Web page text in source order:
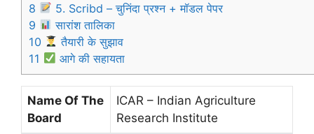
8
5. Scribd – चुनिंदा प्रश्न + मॉडल पेपर
9
सारांश तालिका
10
तैयारी के सुझाव
11
आगे की सहायता
Name Of The
Board
ICAR – Indian Agriculture
Research Institute